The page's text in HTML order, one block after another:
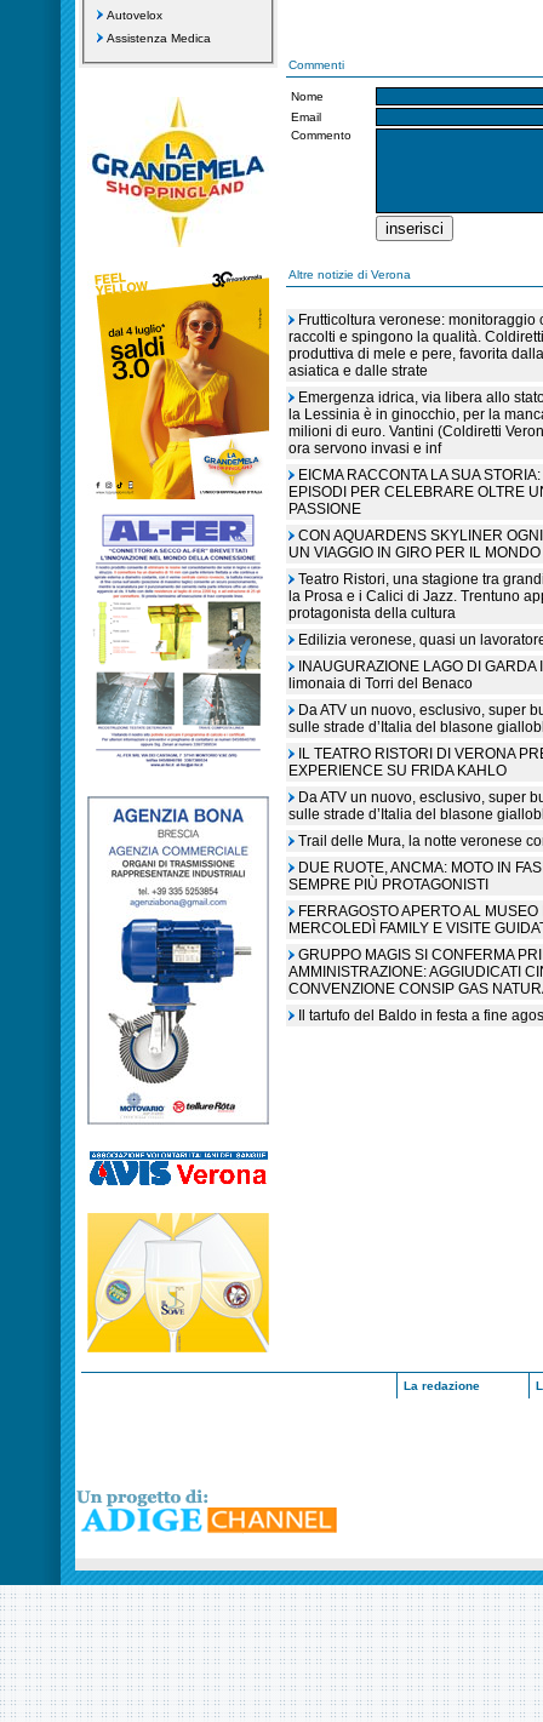
Autovelox
Assistenza Medica
Commenti
Nome
Email
Commento
Altre notizie di Verona
Frutticoltura veronese:
raccolti e spingono la qualità.
produttiva di mele e pere, favorita
asiatica e dalle strate
Emergenza idrica, via libera allo
la Lessinia è in ginocchio, per la
milioni di euro. Vantini (Coldiretti
ora servono invasi e inf
EICMA RACCONTA LA SUA
EPISODI PER CELEBRARE OLTRE
PASSIONE
CON AQUARDENS SKYLINER
UN VIAGGIO IN GIRO PER IL MONDO
Teatro Ristori, una stagione tra
la Prosa e i Calici di Jazz. Trentuno
protagonista della cultura
Edilizia veronese, quasi un
INAUGURAZIONE LAGO DI
limonaia di Torri del Benaco
Da ATV un nuovo, esclusivo, super
sulle strade d’Italia del blasone
IL TEATRO RISTORI DI VERONA
EXPERIENCE SU FRIDA KAHLO
Da ATV un nuovo, esclusivo, super
sulle strade d’Italia del blasone
Trail delle Mura, la notte veronese
DUE RUOTE, ANCMA: MOTO IN
SEMPRE PIÙ PROTAGONISTI
FERRAGOSTO APERTO AL
MERCOLEDÌ FAMILY E VISITE
GRUPPO MAGIS SI CONFERMA
AMMINISTRAZIONE: AGGIUDICATI
CONVENZIONE CONSIP GAS
Il tartufo del Baldo in festa a fine
La redazione